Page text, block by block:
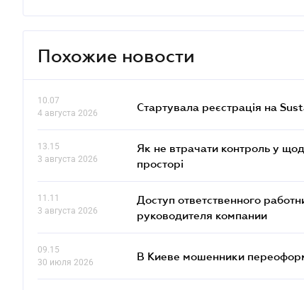
Похожие новости
10.07
4 августа 2026
Стартувала реєстрація на
13.15
3 августа 2026
Як не втрачати контроль у
просторі
11.11
3 августа 2026
Доступ ответственного
руководителя компании
09.15
30 июля 2026
В Киеве мошенники